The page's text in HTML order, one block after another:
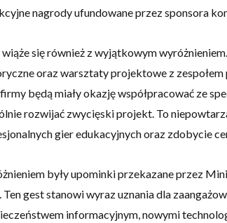
nagrody ufundowane przez sponsora
się również z wyjątkowym
oraz warsztaty projektowe z
będą miały okazję współpracować ze
rozwijać zwycięski projekt. To
gier edukacyjnych oraz zdobycie
były upominki przekazane przez
gest stanowi wyraz uznania dla
informacyjnym, nowymi